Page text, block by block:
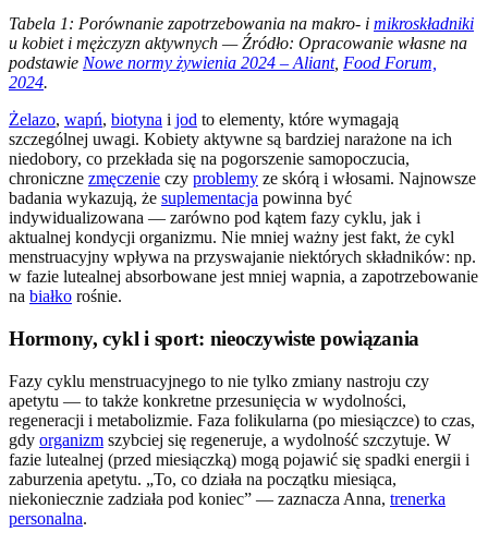
Tabela 1: Porównanie zapotrzebowania na makro- i mikroskładniki
u kobiet i mężczyzn aktywnych — Źródło: Opracowanie własne na
podstawie Nowe normy żywienia 2024 – Aliant, Food Forum,
2024.
Żelazo, wapń, biotyna i jod to elementy, które wymagają
szczególnej uwagi. Kobiety aktywne są bardziej narażone na ich
niedobory, co przekłada się na pogorszenie samopoczucia,
chroniczne zmęczenie czy problemy ze skórą i włosami. Najnowsze
badania wykazują, że suplementacja powinna być
indywidualizowana — zarówno pod kątem fazy cyklu, jak i
aktualnej kondycji organizmu. Nie mniej ważny jest fakt, że cykl
menstruacyjny wpływa na przyswajanie niektórych składników: np.
w fazie lutealnej absorbowane jest mniej wapnia, a zapotrzebowanie
na białko rośnie.
Hormony, cykl i sport: nieoczywiste powiązania
Fazy cyklu menstruacyjnego to nie tylko zmiany nastroju czy
apetytu — to także konkretne przesunięcia w wydolności,
regeneracji i metabolizmie. Faza folikularna (po miesiączce) to czas,
gdy organizm szybciej się regeneruje, a wydolność szczytuje. W
fazie lutealnej (przed miesiączką) mogą pojawić się spadki energii i
zaburzenia apetytu. „To, co działa na początku miesiąca,
niekoniecznie zadziała pod koniec” — zaznacza Anna, trenerka
personalna.